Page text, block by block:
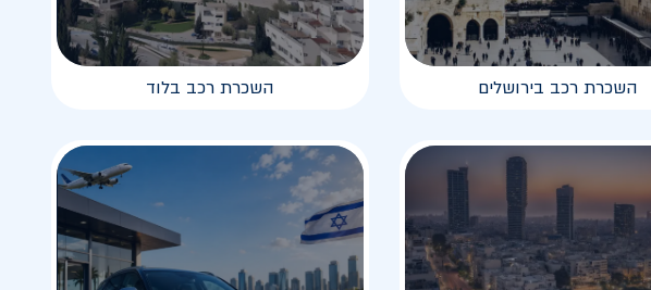
השכרת רכב בירושלים השכרת רכב בלוד